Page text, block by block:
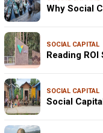
Why Social
SOCIAL CAPITAL
Reading
SOCIAL CAPITAL
Social